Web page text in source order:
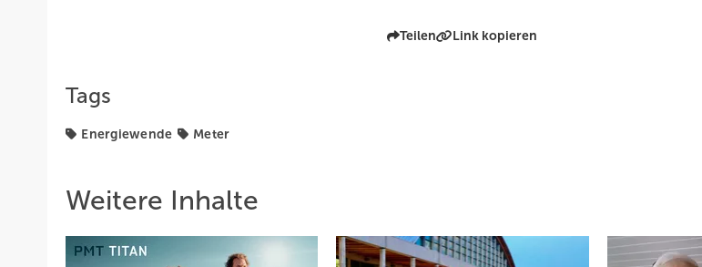
Teilen Link kopieren
Tags
Energiewende Meter
Weitere Inhalte